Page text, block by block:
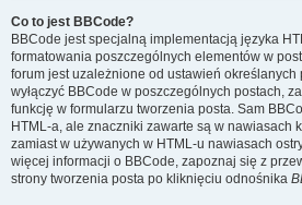
Co to jest BBCode?
BBCode jest specjalną implementacją języka
formatowania poszczególnych elementów w
forum jest uzależnione od ustawień określanych
wyłączyć BBCode w poszczególnych postach,
funkcję w formularzu tworzenia posta. Sam
HTML-a, ale znaczniki zawarte są w nawiasach
zamiast w używanych w HTML-u nawiasach
więcej informacji o BBCode, zapoznaj się z
strony tworzenia posta po kliknięciu odnośnika